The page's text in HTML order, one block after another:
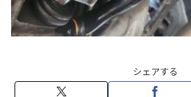
シェアする